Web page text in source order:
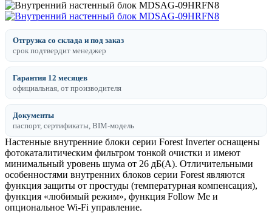
Отгрузка со склада и под заказ
срок подтвердит менеджер
Гарантия 12 месяцев
официальная, от производителя
Документы
паспорт, сертификаты, BIM-модель
Настенные внутренние блоки серии Forest Inverter оснащены
фотокаталитическим фильтром тонкой очистки и имеют
минимальный уровень шума от 26 дБ(А). Отличительными
особенностями внутренних блоков серии Forest являются
функция защиты от простуды (температурная компенсация),
функция «любимый режим», функция Follow Me и
опциональное Wi-Fi управление.